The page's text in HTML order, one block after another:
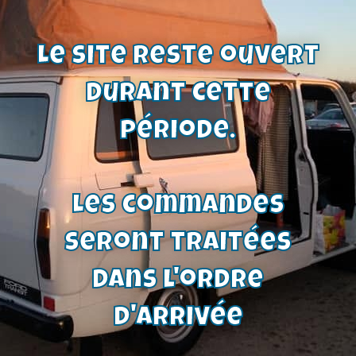
Longeron avant droit | Reproduction
– Ref : longeronavd01
Le site reste ouvert
durant cette
période.
Les commandes
seront traitées
dans l'ordre
d'arrivée